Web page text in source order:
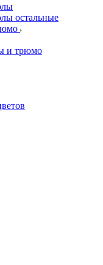
остальные
и трюмо